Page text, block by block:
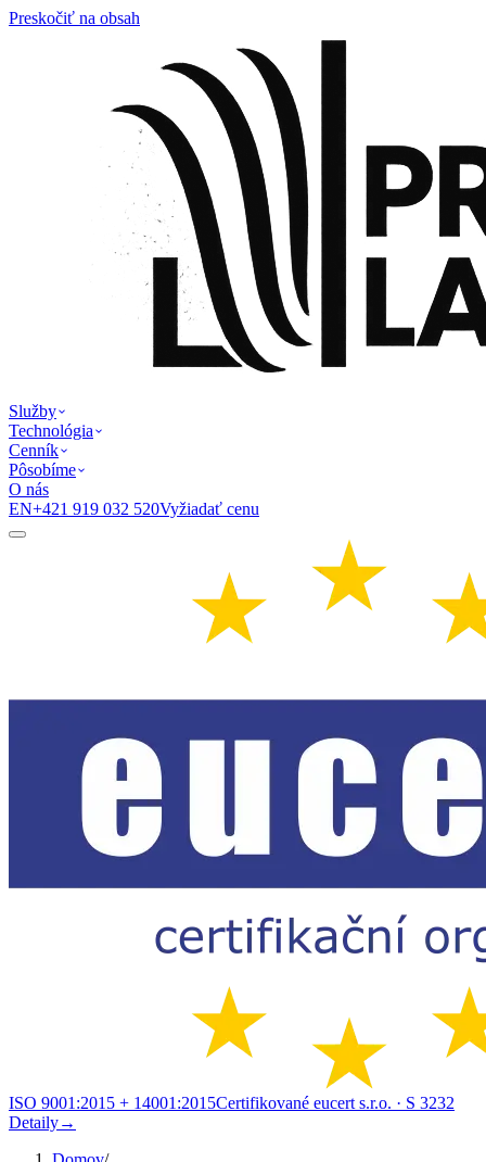
Preskočiť na obsah
Služby
Technológia
Cenník
Pôsobíme
O nás
EN+421 919 032 520Vyžiadať cenu
ISO 9001:2015 + 14001:2015Certifikované eucert s.r.o. · S 3232
Detaily→